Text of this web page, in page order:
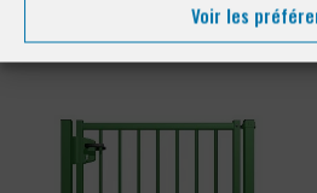
Voir les
Kit goujons d’encrage x4
3,60€–4,56€Plage
3,60 €